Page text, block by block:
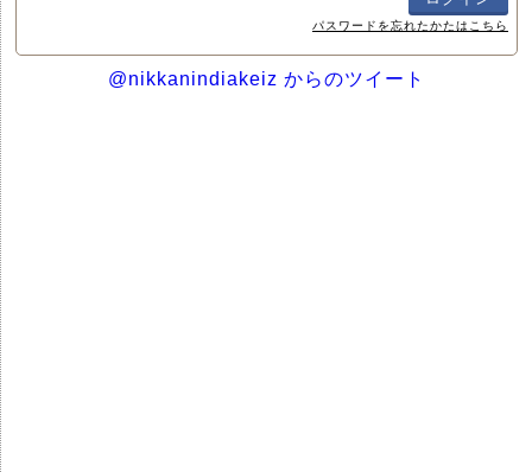
パスワードを忘れたかたはこちら
@nikkanindiakeiz からのツイート